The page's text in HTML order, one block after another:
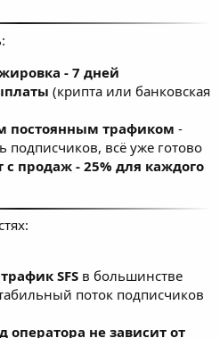
- 7 дней
постоянным трафиком-
подписчиков, всё уже готово
продаж - 25% для каждого
SFSв большинстве
поток подписчиков